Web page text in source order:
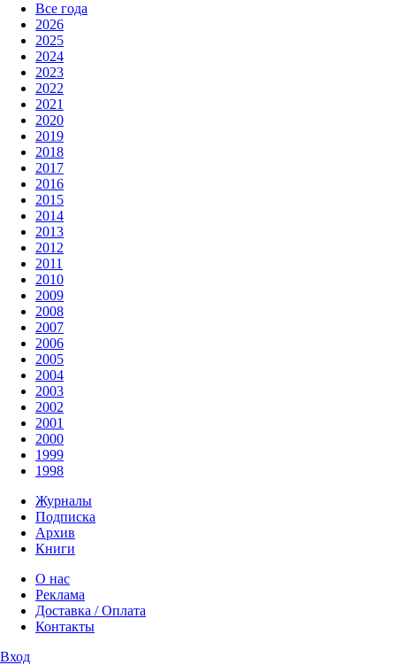
Все года
2026
2025
2024
2023
2022
2021
2020
2019
2018
2017
2016
2015
2014
2013
2012
2011
2010
2009
2008
2007
2006
2005
2004
2003
2002
2001
2000
1999
1998
Журналы
Подписка
Архив
Книги
О нас
Реклама
Доставка / Оплата
Контакты
Вход